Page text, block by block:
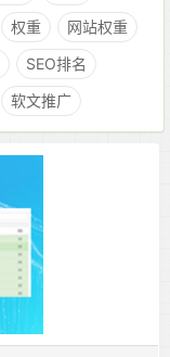
权重
网站权重
SEO排名
软文推广